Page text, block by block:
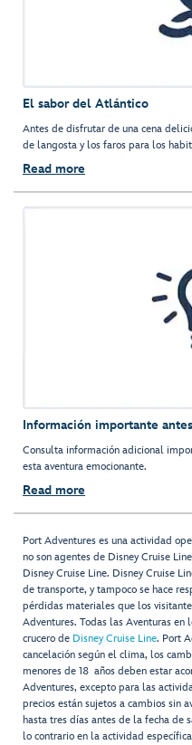
El sabor del Atlántico
Antes de disfrutar de una cena
de langosta y los faros para los
Read more
Información importante
Consulta información adicional
esta aventura emocionante.
Read more
Port Adventures es una actividad
no son agentes de Disney Cruise
Disney Cruise Line. Disney Cruise
de transporte, y tampoco se hace
pérdidas materiales que los
Adventures. Todas las Aventuras en
crucero de Disney Cruise Line. Port
cancelación según el clima, los
menores de 18 años deben estar
Adventures, excepto para las
precios están sujetos a cambios sin
hasta tres días antes de la fecha de
lo contrario en la actividad